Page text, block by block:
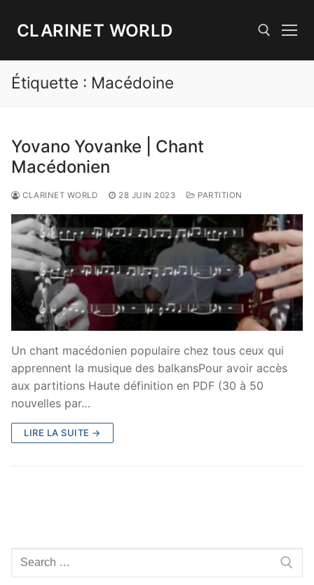
CLARINET WORLD
Rechercher :
Étiquette : Macédoine
Yovano Yovanke | Chant
Macédonien
CLARINET WORLD 28 JUIN 2023 PARTITION
Un chant macédonien populaire chez tous ceux qui
apprennent la musique des balkansPour avoir accès
aux partitions Haute définition en PDF (30 à 50
nouvelles par…
LIRE LA SUITE →
Rechercher
: